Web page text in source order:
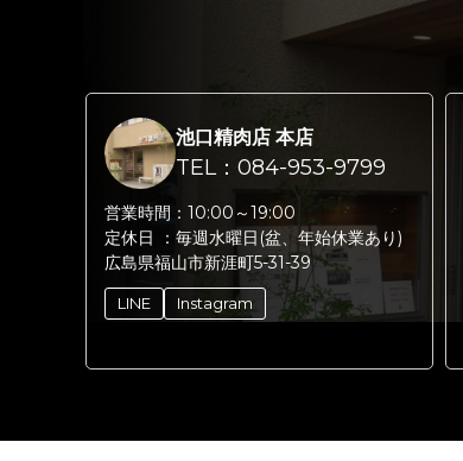
池口精肉店 本店
TEL：084-953-9799
営業時間： 10:00～19:00
定休日 ： 毎週水曜日(盆、年始休業あり)
広島県福山市新涯町5-31-39
LINE Instagram